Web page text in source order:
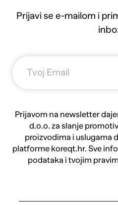
Prijavi se e-mailom i
Prijavom na newsletter
d.o.o. za slanje
proizvodima i uslugama
platforme koreqt.hr. Sve
podataka i tvojim